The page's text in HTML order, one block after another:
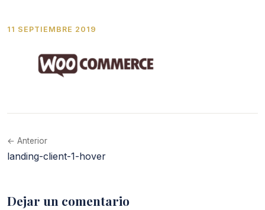
11 SEPTIEMBRE 2019
← Anterior
landing-client-1-hover
Dejar un comentario